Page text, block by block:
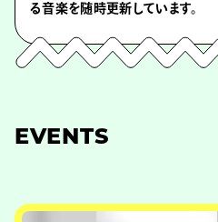
る音楽を随時更新しています。
EVENTS